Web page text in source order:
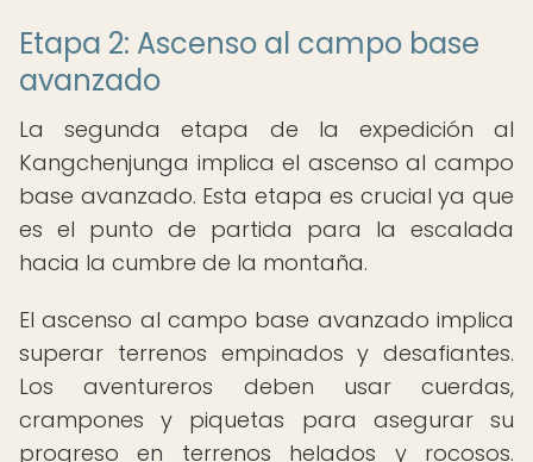
Etapa 2: Ascenso al campo base
avanzado
La segunda etapa de la expedición al
Kangchenjunga implica el ascenso al campo
base avanzado. Esta etapa es crucial ya que
es el punto de partida para la escalada
hacia la cumbre de la montaña.
El ascenso al campo base avanzado implica
superar terrenos empinados y desafiantes.
Los aventureros deben usar cuerdas,
crampones y piquetas para asegurar su
progreso en terrenos helados y rocosos.